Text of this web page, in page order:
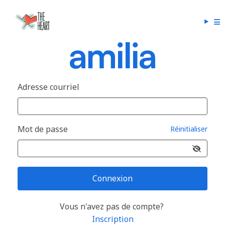
Adresse courriel
Mot de passe Réinitialiser
Connexion
Vous n'avez pas de compte?
Inscription